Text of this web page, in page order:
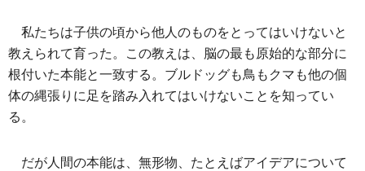
私たちは子供の頃から他人のものをとってはいけないと
教えられて育った。この教えは、脳の最も原始的な部分に
根付いた本能と一致する。ブルドッグも鳥もクマも他の個
体の縄張りに足を踏み入れてはいけないことを知ってい
る。
だが人間の本能は、無形物、たとえばアイデアについて